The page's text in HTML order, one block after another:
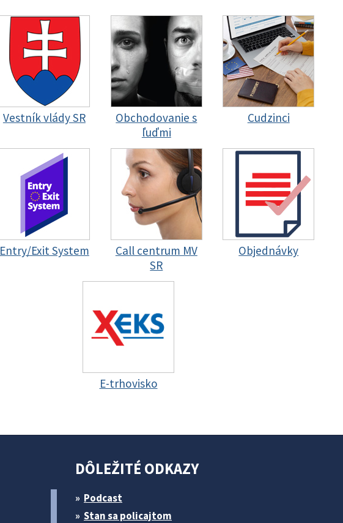
Vestník vlády SR
Obchodovanie s
ľuďmi
Cudzinci
Entry/Exit System
Call centrum MV
SR
Objednávky
E-trhovisko
DÔLEŽITÉ ODKAZY
Podcast
Stan sa policajtom